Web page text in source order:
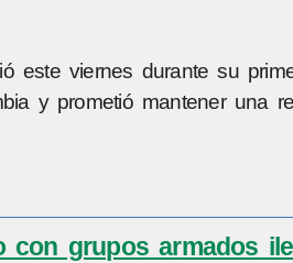
este viernes durante su
y prometió mantener una
con grupos armados